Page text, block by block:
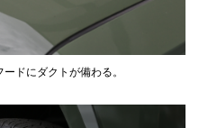
ドにダクトが備わる。